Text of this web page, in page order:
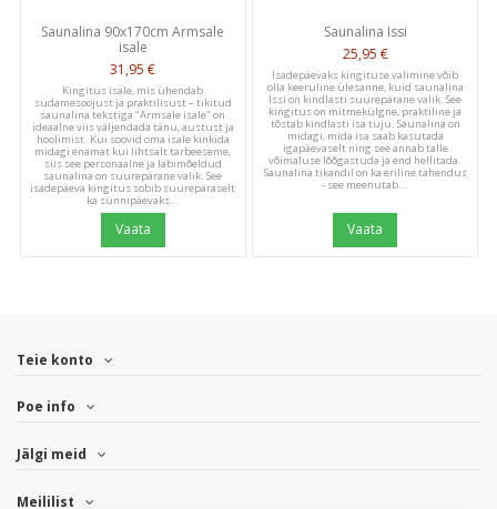
Be the first to write a
Saunalina 90x170cm Armsale
isale
31,95 €
Kingitus isale, mis ühendab
südamesoojust ja praktilisust – tikitud
saunalina tekstiga "Armsale isale" on
ideaalne viis väljendada tänu, austust ja
hoolimist. Kui soovid oma isale kinkida
midagi enamat kui lihtsalt tarbeeseme,
siis see personaalne ja läbimõeldud
saunalina on suurepärane valik. See
isadepäeva kingitus sobib suurepäraselt
ka sünnipäevaks...
Vaata
Saunalina Issi
25,95 €
Isadepäevaks kingituse valimine võib
olla keeruline ülesanne, kuid saunalina
Issi on kindlasti suurepärane valik. See
kingitus on mitmekülgne, praktiline ja
tõstab kindlasti isa tuju. Saunalina on
midagi, mida isa saab kasutada
igapäevaselt ning see annab talle
võimaluse lõõgastuda ja end hellitada.
Saunalina tikandil on ka eriline tähendus
- see meenutab...
Vaata
Teie konto
Poe info
Jälgi meid
Meililist